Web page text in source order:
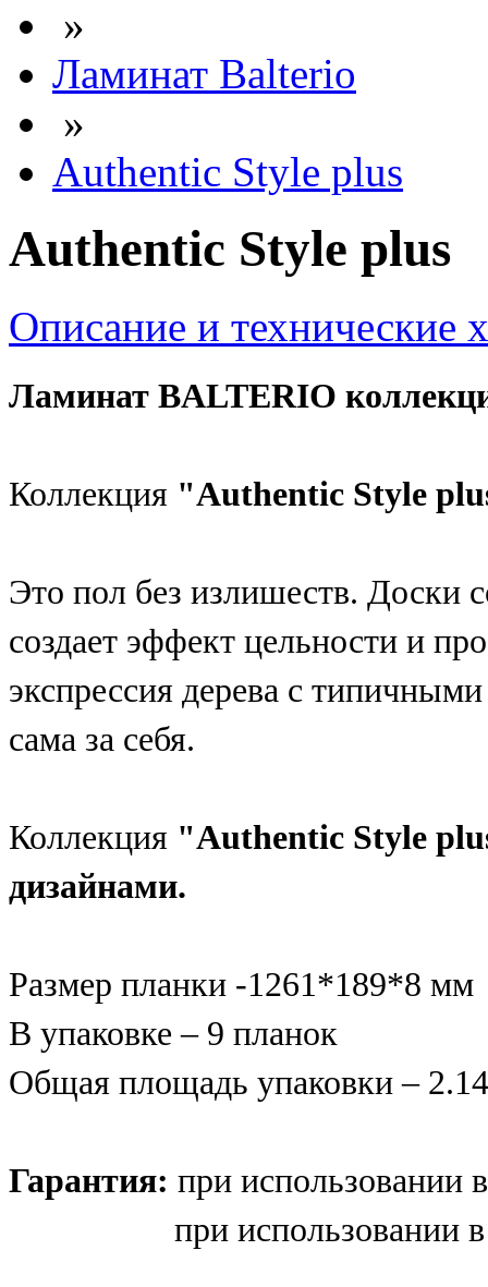
»
Ламинат Balterio
»
Authentic Style plus
Authentic Style plus
Описание и технические
Ламинат BALTERIO
Коллекция "Authentic Style
Это пол без излишеств. Доски
создает эффект цельности и
экспрессия дерева с
сама за себя.
Коллекция "Authentic Style
дизайнами.
Размер планки -1261*189*8 мм
В упаковке – 9 планок
Общая площадь упаковки –
Гарантия: при использовании
при использовании в